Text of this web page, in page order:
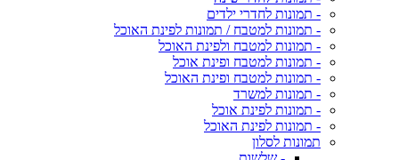
- תמונות לחדרי ילדים
- תמונות למטבח / תמונות לפינת האוכל
- תמונות למטבח ולפינת האוכל
- תמונות למטבח ופינת אוכל
- תמונות למטבח ופינת האוכל
- תמונות למשרד
- תמונות לפינת אוכל
- תמונות לפינת האוכל
תמונות לסלון